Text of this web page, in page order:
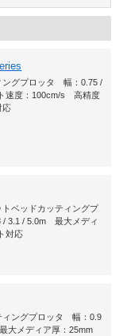
ングプロッタ 幅：0.75 /
速度：100cm/s 高精度
応
ベッドカッティングプ
3.1 / 5.0m 最大メディ
対応
ィングプロッタ 幅：0.9
大メディア厚：25mm